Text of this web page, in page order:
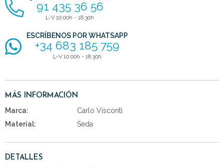
91 435 36 56
L-V 10:00h - 18:30h
ESCRÍBENOS POR WHATSAPP
+34 683 185 759
L-V 10:00h - 18:30h
MÁS INFORMACIÓN
Marca:
Carlo Visconti
Material:
Seda
DETALLES